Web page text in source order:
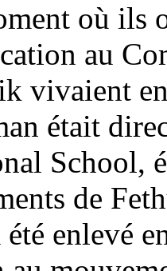
où ils
au
vivaient
était
School,
de
enlevé